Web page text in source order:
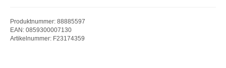
Produktnummer: 88885597
EAN: 0859300007130
Artikelnummer: F23174359